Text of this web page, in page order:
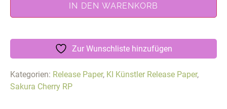
IN DEN WARENKORB
Zur Wunschliste hinzufügen
Kategorien: Release Paper, KI Künstler Release Paper,
Sakura Cherry RP